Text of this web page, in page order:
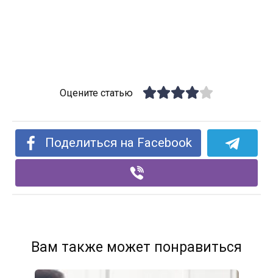
Оцените статью
Поделиться на Facebook
Вам также может понравиться